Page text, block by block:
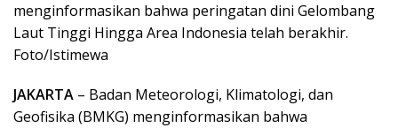
menginformasikan bahwa peringatan dini Gelombang
Laut Tinggi Hingga Area Indonesia telah berakhir.
Foto/Istimewa
JAKARTA – Badan Meteorologi, Klimatologi, dan
Geofisika (BMKG) menginformasikan bahwa